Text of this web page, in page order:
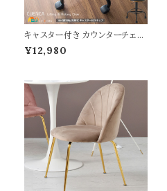
キャスター付き カウンターチェア
47cm幅 ブラウン 合皮チェア キ
ャスター付きチェア 360度回転
m 高さ58cm 最大高さ70cm
座面高49cm 最大座面高61cm
おすすめ おしゃれ 北欧 モダン
スタイリッシュ 合成皮革 椅子
¥12,980